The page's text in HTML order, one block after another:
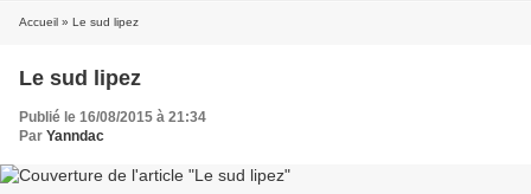
Accueil » Le sud lipez
Le sud lipez
Publié le 16/08/2015 à 21:34
Par Yanndac